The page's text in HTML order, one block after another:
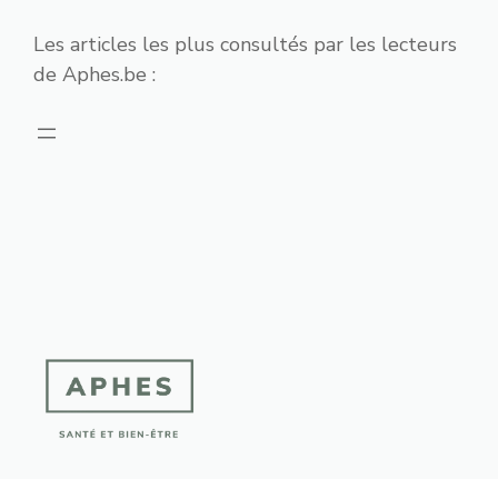
Les articles les plus consultés par les lecteurs
de Aphes.be :